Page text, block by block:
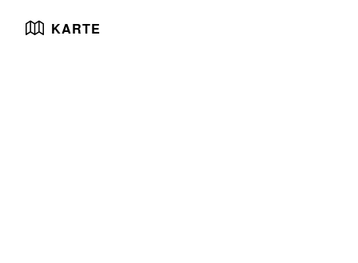
KARTE